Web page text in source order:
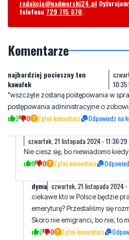
Komentarze
kawałek
postępowania administracyjne o
2 0 Odpowiedz na
czwartek, 21 listopada 2024 - 11:36:29
Nie ciesz się, bo niewiadomo kiedy
dyma czwartek, 21 listopada 2024
ciekawe kto w Polsce będzie
Skoro nie emigranci, bo nie, to
2 0 Zgłoś komentarz
To nie że przestaliśmy piątek,
Ludzi jest dużo, przecież